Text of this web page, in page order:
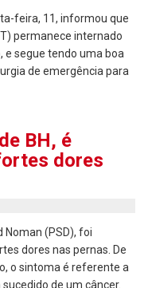
feira, 11, informou que
permanece internado
e segue tendo uma boa
de emergência para
BH, é
dores
Noman (PSD), foi
dores nas pernas. De
o sintoma é referente a
de um câncer.